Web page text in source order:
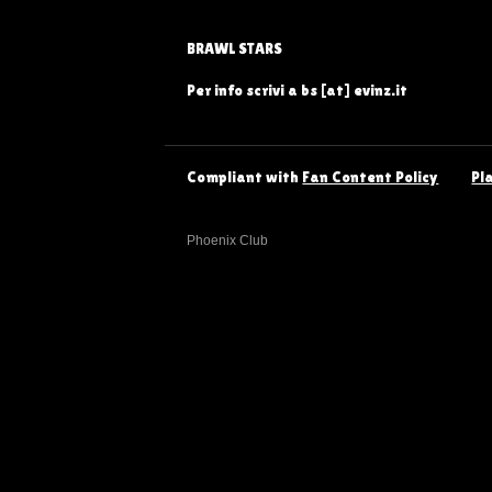
BRAWL STARS
Per info scrivi a bs [at] evinz.it
Compliant with Fan Content Policy
Phoenix Club